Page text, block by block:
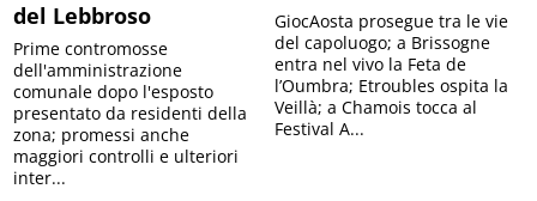
del Lebbroso
Prime contromosse
dell'amministrazione
comunale dopo l'esposto
presentato da residenti della
zona; promessi anche
maggiori controlli e ulteriori
inter...
GiocAosta prosegue tra le vie
del capoluogo; a Brissogne
entra nel vivo la Feta de
l’Oumbra; Etroubles ospita la
Veillà; a Chamois tocca al
Festival A...